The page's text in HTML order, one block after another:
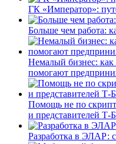
ГК «Император»:
Больше чем работа:
Немалый бизнес:
помогают
Помощь не по
и представителей Т-
Разработка в ЭЛАР: